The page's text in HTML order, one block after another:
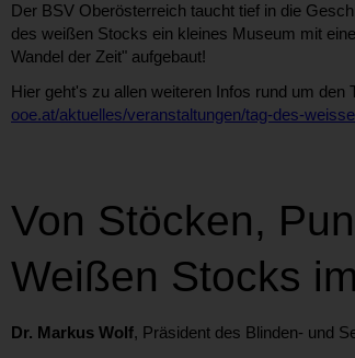
Der BSV Oberösterreich taucht tief in die
des weißen Stocks ein kleines Museum mit
Wandel der Zeit" aufgebaut!
Hier geht's zu allen weiteren Infos rund um
ooe.at/aktuelles/veranstaltungen/tag-des-
Von Stöcken,
Weißen Stocks
Dr. Markus Wolf, Präsident des Blinden- und